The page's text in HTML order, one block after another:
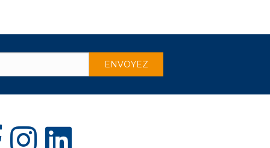
in new tab)
(opens in new tab)